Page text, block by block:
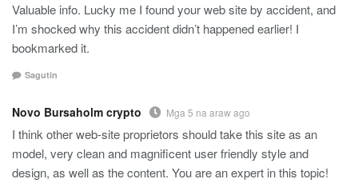
Valuable info. Lucky me I found your web site by accident, and
I’m shocked why this accident didn’t happened earlier! I
bookmarked it.
Sagutin
Novo Bursaholm crypto Mga 5 na araw ago
I think other web-site proprietors should take this site as an
model, very clean and magnificent user friendly style and
design, as well as the content. You are an expert in this topic!